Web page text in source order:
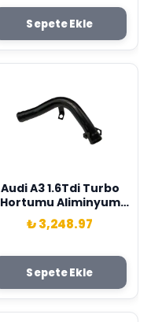
Sepete Ekle
Audi A3 1.6Tdi Turbo
Hortumu Aliminyum
2009 Sonrası Wisco
Marka 6R0145762E
₺ 3,248.97
Sepete Ekle